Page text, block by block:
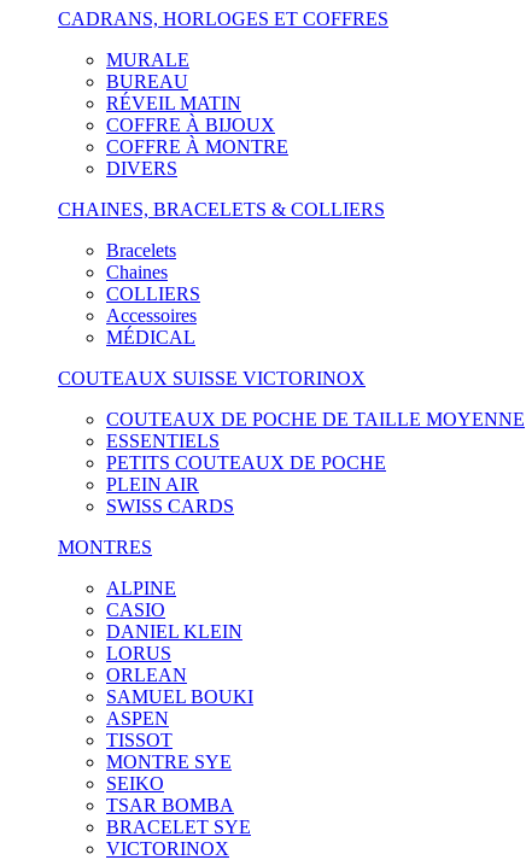
CADRANS, HORLOGES ET COFFRES
MURALE
BUREAU
RÉVEIL MATIN
COFFRE À BIJOUX
COFFRE À MONTRE
DIVERS
CHAINES, BRACELETS & COLLIERS
Bracelets
Chaines
COLLIERS
Accessoires
MÉDICAL
COUTEAUX SUISSE VICTORINOX
COUTEAUX DE POCHE DE TAILLE MOYENNE
ESSENTIELS
PETITS COUTEAUX DE POCHE
PLEIN AIR
SWISS CARDS
MONTRES
ALPINE
CASIO
DANIEL KLEIN
LORUS
ORLEAN
SAMUEL BOUKI
ASPEN
TISSOT
MONTRE SYE
SEIKO
TSAR BOMBA
BRACELET SYE
VICTORINOX